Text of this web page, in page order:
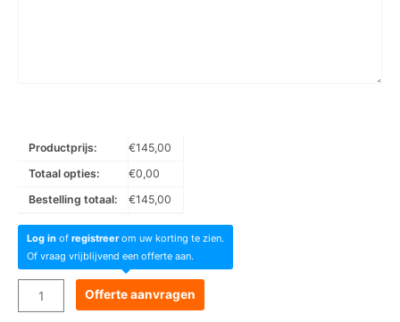
Productprijs: €145,00
Totaal opties:
€0,00
Bestelling totaal:
€145,00
Log in of registreerom uw korting te zien.
Of vraag vrijblijvend een offerte aan.
Goboservice
-
Offerte aanvragen